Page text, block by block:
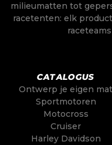
milieumatten tot
racetenten: elk
CATALOGUS
Ontwerp je eigen mat
Sportmotoren
Motocross
Cruiser
Harley Davidson